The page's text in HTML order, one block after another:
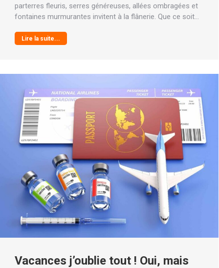
parterres fleuris, serres généreuses, allées ombragées et
fontaines murmurantes invitent à la flânerie. Que ce soit…
Lire la suite...
Vacances j’oublie tout ! Oui, mais